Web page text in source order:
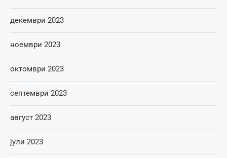
декември 2023
ноември 2023
октомври 2023
септември 2023
август 2023
јули 2023